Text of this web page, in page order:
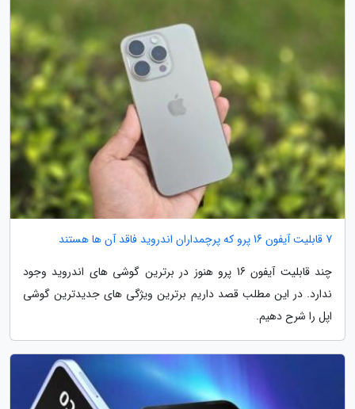
7 قابلیت آیفون 16 پرو که پرچمداران اندروید فاقد آن ها هستند
چند قابلیت آیفون 16 پرو هنوز در برترین گوشی های اندروید وجود
ندارد. در این مطلب قصد داریم برترین ویژگی های جدیدترین گوشی
اپل را شرح دهیم.